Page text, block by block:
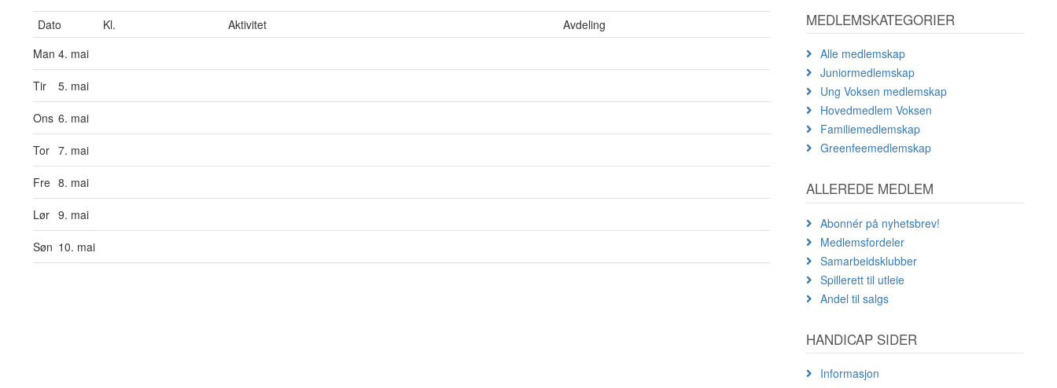
Dato Kl. Aktivitet
Avdeling
Man 4. mai
Tir 5. mai
Ons 6. mai
Tor 7. mai
Fre 8. mai
Lør 9. mai
Søn 10. mai
MEDLEMSKATEGORIER
Alle medlemskap
Juniormedlemskap
Ung Voksen medlemskap
Hovedmedlem Voksen
Familiemedlemskap
Greenfeemedlemskap
ALLEREDE MEDLEM
Abonnér på nyhetsbrev!
Medlemsfordeler
Samarbeidsklubber
Spillerett til utleie
Andel til salgs
HANDICAP SIDER
Informasjon